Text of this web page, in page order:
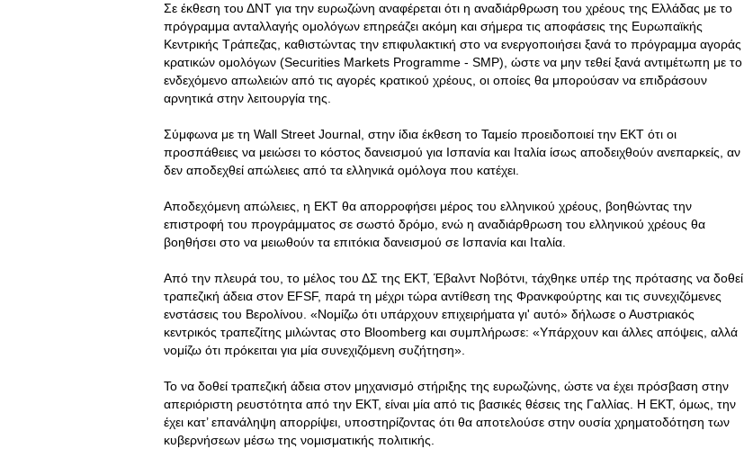
Σε έκθεση του ΔΝΤ για την ευρωζώνη αναφέρεται ότι η αναδιάρθρωση του χρέους της Ελλάδας με το
πρόγραμμα ανταλλαγής ομολόγων επηρεάζει ακόμη και σήμερα τις αποφάσεις της Ευρωπαϊκής
Κεντρικής Τράπεζας, καθιστώντας την επιφυλακτική στο να ενεργοποιήσει ξανά το πρόγραμμα αγοράς
κρατικών ομολόγων (Securities Markets Programme - SMP), ώστε να μην τεθεί ξανά αντιμέτωπη με το
ενδεχόμενο απωλειών από τις αγορές κρατικού χρέους, οι οποίες θα μπορούσαν να επιδράσουν
αρνητικά στην λειτουργία της.
Σύμφωνα με τη Wall Street Journal, στην ίδια έκθεση το Ταμείο προειδοποιεί την ΕΚΤ ότι οι
προσπάθειες να μειώσει το κόστος δανεισμού για Ισπανία και Ιταλία ίσως αποδειχθούν ανεπαρκείς, αν
δεν αποδεχθεί απώλειες από τα ελληνικά ομόλογα που κατέχει.
Αποδεχόμενη απώλειες, η ΕΚΤ θα απορροφήσει μέρος του ελληνικού χρέους, βοηθώντας την
επιστροφή του προγράμματος σε σωστό δρόμο, ενώ η αναδιάρθρωση του ελληνικού χρέους θα
βοηθήσει στο να μειωθούν τα επιτόκια δανεισμού σε Ισπανία και Ιταλία.
Από την πλευρά του, το μέλος του ΔΣ της ΕΚΤ, Έβαλντ Νοβότνι, τάχθηκε υπέρ της πρότασης να δοθεί
τραπεζική άδεια στον EFSF, παρά τη μέχρι τώρα αντίθεση της Φρανκφούρτης και τις συνεχιζόμενες
ενστάσεις του Βερολίνου. «Νομίζω ότι υπάρχουν επιχειρήματα γι' αυτό» δήλωσε ο Αυστριακός
κεντρικός τραπεζίτης μιλώντας στο Bloomberg και συμπλήρωσε: «Υπάρχουν και άλλες απόψεις, αλλά
νομίζω ότι πρόκειται για μία συνεχιζόμενη συζήτηση».
Το να δοθεί τραπεζική άδεια στον μηχανισμό στήριξης της ευρωζώνης, ώστε να έχει πρόσβαση στην
απεριόριστη ρευστότητα από την ΕΚΤ, είναι μία από τις βασικές θέσεις της Γαλλίας. Η ΕΚΤ, όμως, την
έχει κατ’ επανάληψη απορρίψει, υποστηρίζοντας ότι θα αποτελούσε στην ουσία χρηματοδότηση των
κυβερνήσεων μέσω της νομισματικής πολιτικής.